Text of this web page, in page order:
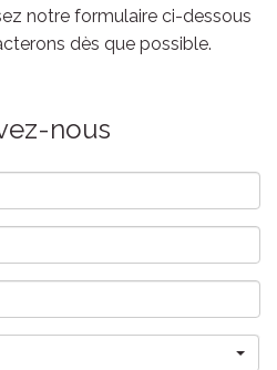
notre formulaire ci-dessous
dès que possible.
nous